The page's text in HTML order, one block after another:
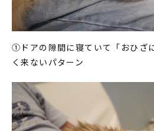
①ドアの隙間に寝ていて「おひざ
く来ないパターン